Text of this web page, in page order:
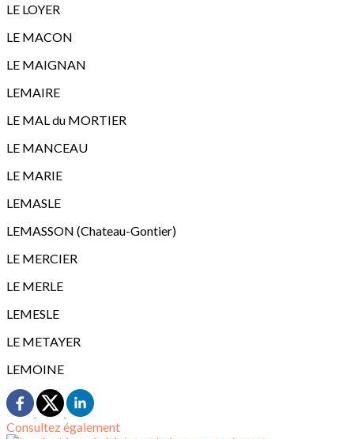
LE LOYER
LE MACON
LE MAIGNAN
LEMAIRE
LE MAL du MORTIER
LE MANCEAU
LE MARIE
LEMASLE
LEMASSON (Chateau-Gontier)
LE MERCIER
LE MERLE
LEMESLE
LE METAYER
LEMOINE
Consultez également